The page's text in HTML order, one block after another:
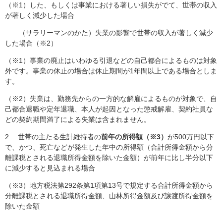
（※1）した、もしくは事業における著しい損失がでて、世帯の収入
が著しく減少した場合
（サラリーマンのかた）失業の影響で世帯の収入が著しく減少
した場合（※2）
（※1）事業の廃止はいわゆる引退などの自己都合によるものは対象
外です。事業の休止の場合は休止期間が1年間以上である場合としま
す。
（※2）失業は、勤務先からの一方的な解雇によるものが対象で、自
己都合退職や定年退職、本人が起因となった懲戒解雇、契約社員な
どの契約期間満了による失業は含まれません。
2. 世帯の主たる生計維持者の前年の所得額（※3） が500万円以下
で、かつ、死亡などが発生した年中の所得額（合計所得金額から分
離課税とされる退職所得金額を除いた金額）が前年に比し半分以下
に減少すると見込まれる場合
（※3）地方税法第292条第1項第13号で規定する合計所得金額から
分離課税とされる退職所得金額、山林所得金額及び譲渡所得金額を
除いた金額